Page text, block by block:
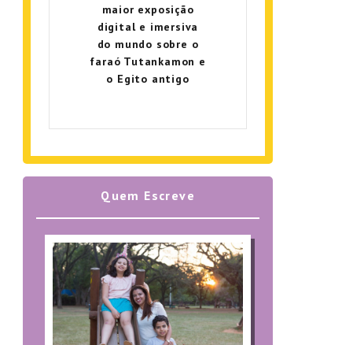
maior exposição
digital e imersiva
do mundo sobre o
faraó Tutankamon e
o Egito antigo
Quem Escreve